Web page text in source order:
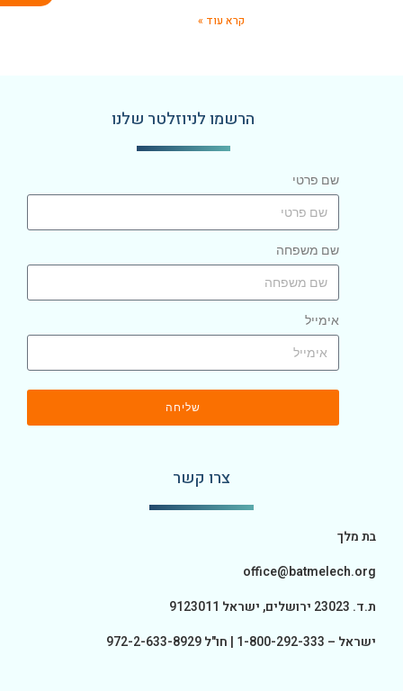
קרא עוד »
הרשמו לניוזלטר שלנו
שם פרטי
שם משפחה
אימייל
שליחה
צרו קשר
בת מלך
office@batmelech.org
ת.ד. 23023 ירושלים, ישראל 9123011
ישראל – 1-800-292-333 | חו"ל 972-2-633-8929